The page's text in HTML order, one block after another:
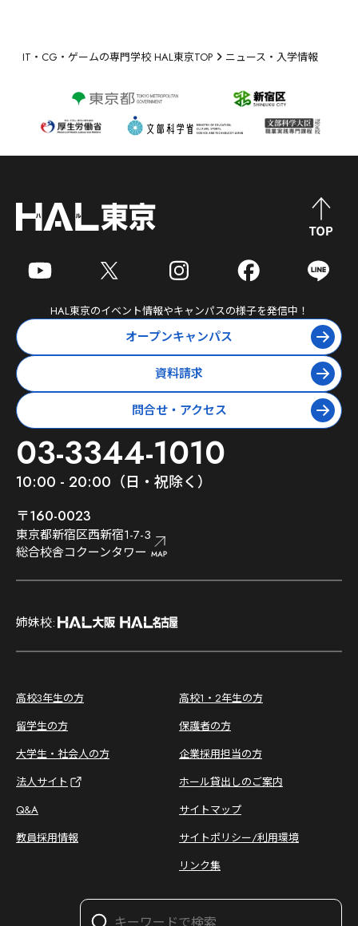
IT・CG・ゲームの専門学校 HAL東京TOP ニュース・入学情報
HAL東京のイベント情報やキャンパスの様子を発信中！
オープンキャンパス
資料請求
問合せ・アクセス
03-3344-1010
10:00 - 20:00（日・祝除く）
〒160-0023
東京都新宿区西新宿1-7-3
総合校舎コクーンタワー
;
姉妹校:
;
高校3年生の方
高校1・2年生の方
留学生の方
保護者の方
大学生・社会人の方
企業採用担当の方
法人サイト
ホール貸出しのご案内
Q&A
サイトマップ
教員採用情報
サイトポリシー/利用環境
リンク集